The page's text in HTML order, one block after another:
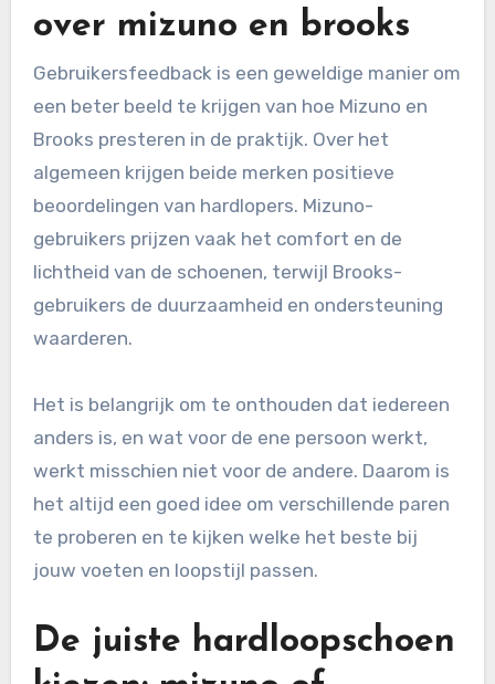
over mizuno en brooks
Gebruikersfeedback is een geweldige manier om
een beter beeld te krijgen van hoe Mizuno en
Brooks presteren in de praktijk. Over het
algemeen krijgen beide merken positieve
beoordelingen van hardlopers. Mizuno-
gebruikers prijzen vaak het comfort en de
lichtheid van de schoenen, terwijl Brooks-
gebruikers de duurzaamheid en ondersteuning
waarderen.
Het is belangrijk om te onthouden dat iedereen
anders is, en wat voor de ene persoon werkt,
werkt misschien niet voor de andere. Daarom is
het altijd een goed idee om verschillende paren
te proberen en te kijken welke het beste bij
jouw voeten en loopstijl passen.
De juiste hardloopschoen